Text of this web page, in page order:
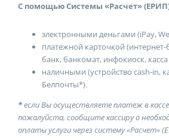
С помощью Системы «Расчет»
электронными деньгами (iPay,
платежной карточкой
банк, банкомат, инфокиоск,
наличными (устройство cash-in,
Белпочты*).
*если Вы осуществляете платеж в
пожалуйста, сообщите кассиру о
оплаты услуги через систему «Расчет»